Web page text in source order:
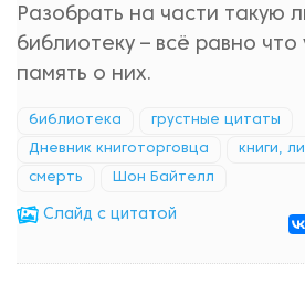
Разобрать на части такую
библиотеку – всё равно что
память о них.
библиотека грустные цитаты
Дневник книготорговца книги,
смерть Шон Байтелл
Cлайд с цитатой